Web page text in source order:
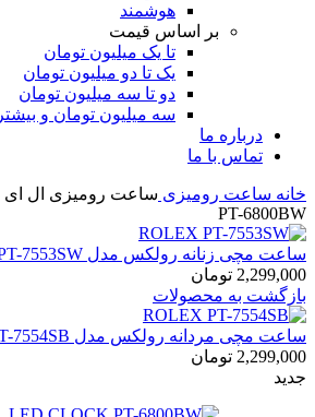
هوشمند
بر اساس قیمت
تا یک میلیون تومان
یک تا دو میلیون تومان
دو تا سه میلیون تومان
سه میلیون تومان و بیشتر
درباره ما
تماس با ما
خانه ساعت رومیزی
PT-6800BW
ساعت مچی زنانه رولکس مدل ROLEX PT-7553SW
2,299,000 تومان
بازگشت به محصولات
ساعت مچی مردانه رولکس مدل ROLEX PT-7554SB
2,299,000 تومان
جدید